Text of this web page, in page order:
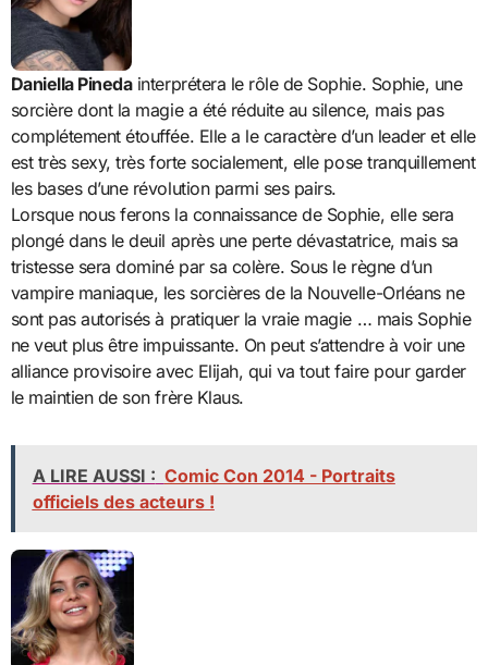
Daniella Pinedainterprétera le rôle de Sophie. Sophie, une
sorcière dont la magie a été réduite au silence, mais pas
complétement étouffée. Elle a le caractère d’un leader et elle
est très sexy, très forte socialement, elle pose tranquillement
les bases d’une révolution parmi ses pairs.
Lorsque nous ferons la connaissance de Sophie, elle sera
plongé dans le deuil après une perte dévastatrice, mais sa
tristesse sera dominé par sa colère. Sous le règne d’un
vampire maniaque, les sorcières de la Nouvelle-Orléans ne
sont pas autorisés à pratiquer la vraie magie … mais Sophie
ne veut plus être impuissante. On peut s’attendre à voir une
alliance provisoire avec Elijah, qui va tout faire pour garder
le maintien de son frère Klaus.
A LIRE AUSSI : Comic Con 2014 - Portraits
officiels des acteurs !